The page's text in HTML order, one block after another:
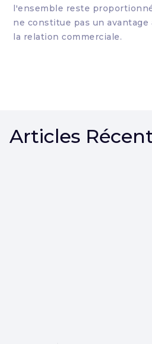
l'ensemble reste
ne constitue pas un avantage
la relation commerciale.
Articles